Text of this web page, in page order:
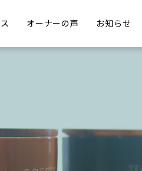
オーナーの声 お知らせ